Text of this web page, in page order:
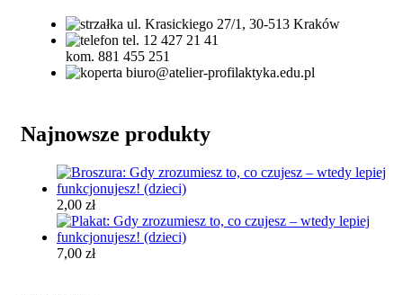
ul. Krasickiego 27/1, 30-513 Kraków
tel. 12 427 21 41
kom. 881 455 251
biuro@atelier-profilaktyka.edu.pl
Najnowsze produkty
2,00 zł
7,00 zł